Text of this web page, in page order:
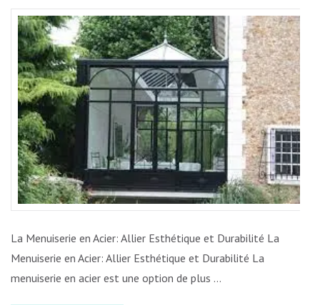
EN
ACIER:
ALLIANCE
PARFAITE
D’ESTHÉTIQUE
ET
DE
DURABILITÉ
La Menuiserie en Acier: Allier Esthétique et Durabilité La
Menuiserie en Acier: Allier Esthétique et Durabilité La
menuiserie en acier est une option de plus …